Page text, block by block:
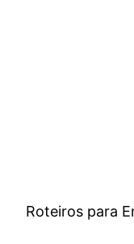
Roteiros para